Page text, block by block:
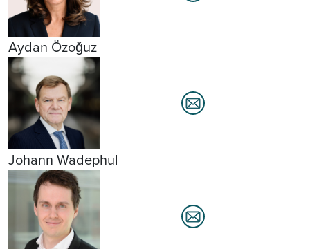
Aydan Özoğuz
Johann Wadephul